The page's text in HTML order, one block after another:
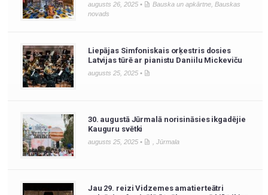
augusts 26, 2025 • Bauska un apkārtne, Bauskas
novads
Liepājas Simfoniskais orķestris dosies
Latvijas tūrē ar pianistu Daniilu Mickeviču
augusts 25, 2025 •
30. augustā Jūrmalā norisināsies ikgadējie
Kauguru svētki
augusts 25, 2025 • , Jūrmala
Jau 29. reizi Vidzemes amatierteātri